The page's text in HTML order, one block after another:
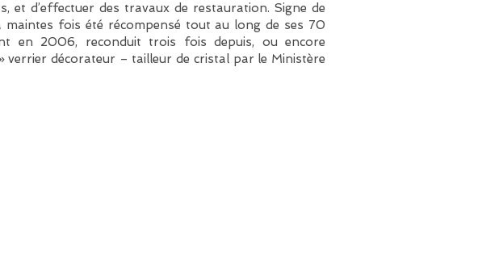
et d’effectuer des travaux de restauration. Signe de
fois été récompensé tout au long de ses 70
en 2006, reconduit trois fois depuis, ou encore
décorateur – tailleur de cristal par le Ministère